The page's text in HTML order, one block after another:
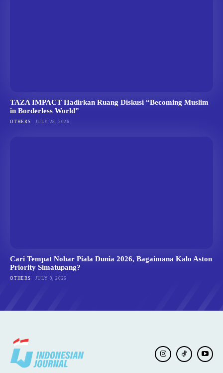
TAZA IMPACT Hadirkan Ruang Diskusi “Becoming Muslim
in Borderless World”
OTHERS JULY 28, 2026
Cari Tempat Nobar Piala Dunia 2026, Bagaimana Kalo Aston
Priority Simatupang?
OTHERS JULY 9, 2026